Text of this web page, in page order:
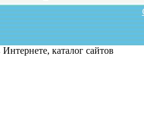
каталог сайтов